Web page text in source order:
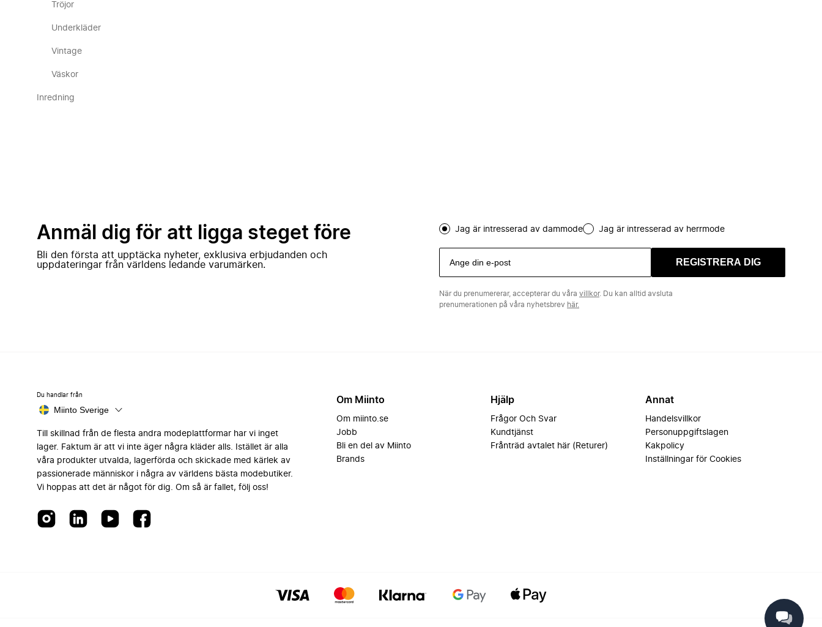
Tröjor
Underkläder
Vintage
Väskor
Inredning
Anmäl dig för att ligga steget före
Bli den första att upptäcka nyheter, exklusiva erbjudanden och
uppdateringar från världens ledande varumärken.
Jag är intresserad av dammode Jag är intresserad av herrmode
REGISTRERA DIG
När du prenumererar, accepterar du våra villkor. Du kan alltid avsluta
prenumerationen på våra nyhetsbrev här.
Du handlar från
Miinto Sverige
Till skillnad från de flesta andra modeplattformar har vi inget
lager. Faktum är att vi inte äger några kläder alls. Istället är alla
våra produkter utvalda, lagerförda och skickade med kärlek av
passionerade människor i några av världens bästa modebutiker.
Vi hoppas att det är något för dig. Om så är fallet, följ oss!
Om Miinto
Om miinto.se
Jobb
Bli en del av Miinto
Brands
Hjälp
Frågor Och Svar
Kundtjänst
Frånträd avtalet här (Returer)
Annat
Handelsvillkor
Personuppgiftslagen
Kakpolicy
Inställningar för Cookies